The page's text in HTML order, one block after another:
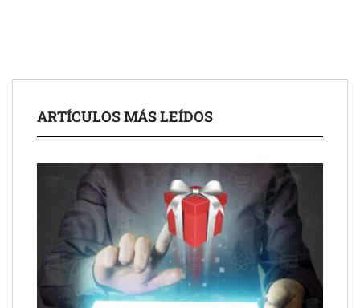
ARTÍCULOS MÁS LEÍDOS